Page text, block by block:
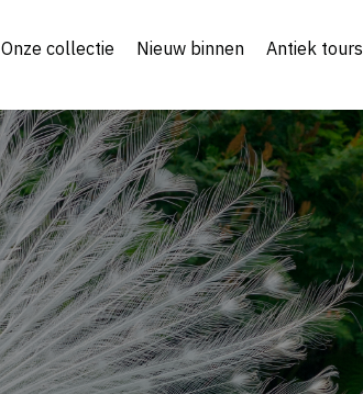
Onze collectie Nieuw binnen Antiek tours